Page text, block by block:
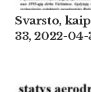
Svarsto,
33, 2022-